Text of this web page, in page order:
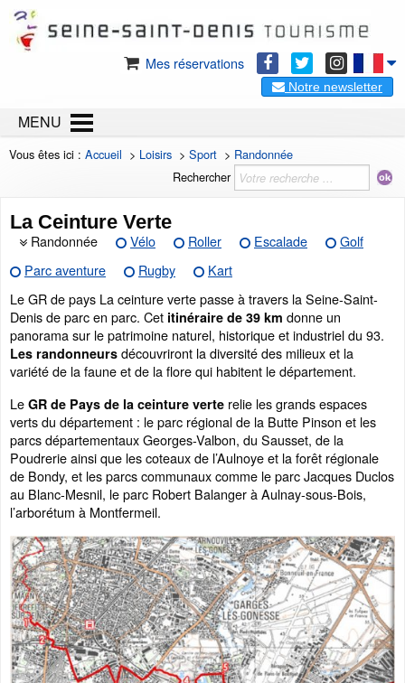
Mes réservations
Notre newsletter
MENU
Vous êtes ici : Accueil > Loisirs > Sport > Randonnée
Rechercher
La Ceinture Verte
Randonnée Vélo Roller Escalade
Golf
Parc aventure
Rugby
Kart
Le GR de pays La ceinture verte passe à travers la Seine-Saint-
Denis de parc en parc. Cet itinéraire de 39 km donne un
panorama sur le patrimoine naturel, historique et industriel du 93.
Les randonneurs découvriront la diversité des milieux et la
variété de la faune et de la flore qui habitent le département.
Le GR de Pays de la ceinture verte relie les grands espaces
verts du département : le parc régional de la Butte Pinson et les
parcs départementaux Georges-Valbon, du Sausset, de la
Poudrerie ainsi que les coteaux de l’Aulnoye et la forêt régionale
de Bondy, et les parcs communaux comme le parc Jacques Duclos
au Blanc-Mesnil, le parc Robert Balanger à Aulnay-sous-Bois,
l’arborétum à Montfermeil.